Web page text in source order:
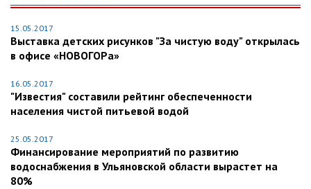
15.05.2017
Выставка детских рисунков "За чистую воду" открылась
в офисе «НОВОГОРа»
16.05.2017
"Известия" составили рейтинг обеспеченности
населения чистой питьевой водой
25.05.2017
Финансирование мероприятий по развитию
водоснабжения в Ульяновской области вырастет на
80%